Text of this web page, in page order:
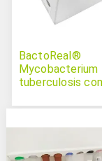
BactoReal®
Mycobacterium
tuberculosis